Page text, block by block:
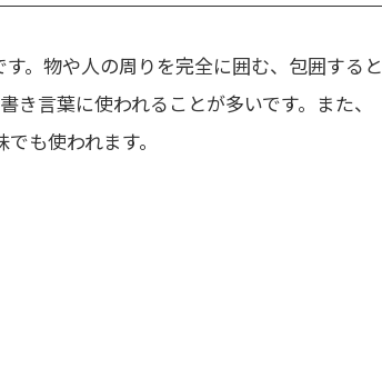
。物や人の周りを完全に囲む、包囲すると
言葉に使われることが多いです。また、
も使われます。